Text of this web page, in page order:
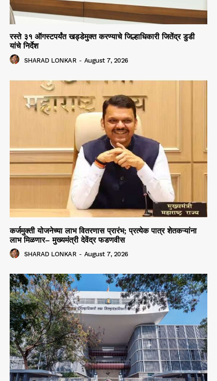
रस्ते ३१ ऑगस्टपर्यंत खड्डेमुक्त करण्याचे जिल्हाधिकारी जितेंद्र डुडी
यांचे निर्देश
SHARAD LONKAR - August 7, 2026
कर्जमुक्ती योजनेच्या लाभ वितरणास प्रारंभ; प्रत्येक पात्र शेतकऱ्यांना
लाभ मिळणार– मुख्यमंत्री देवेंद्र फडणवीस
SHARAD LONKAR - August 7, 2026